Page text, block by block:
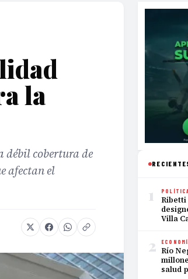
la
débil cobertura de
afectan el
1
Ribetti
Villa
2 Río
salud